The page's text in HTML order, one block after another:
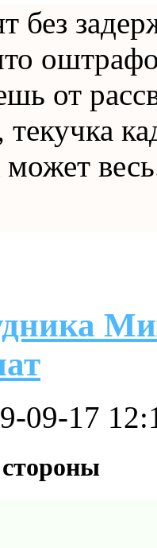
без
от
09-17